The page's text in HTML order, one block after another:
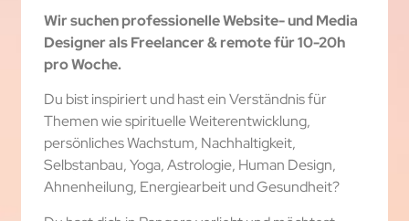
Wir suchen professionelle Website- und Media
Designer als Freelancer & remote für 10-20h
pro Woche.
Du bist inspiriert und hast ein Verständnis für
Themen wie spirituelle Weiterentwicklung,
persönliches Wachstum, Nachhaltigkeit,
Selbstanbau, Yoga, Astrologie, Human Design,
Ahnenheilung, Energiearbeit und Gesundheit?